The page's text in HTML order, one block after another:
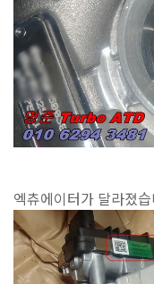
엑츄에이터가 달라졌